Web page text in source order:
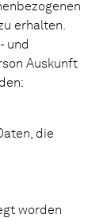
erhalten.
und
Auskunft
die
worden